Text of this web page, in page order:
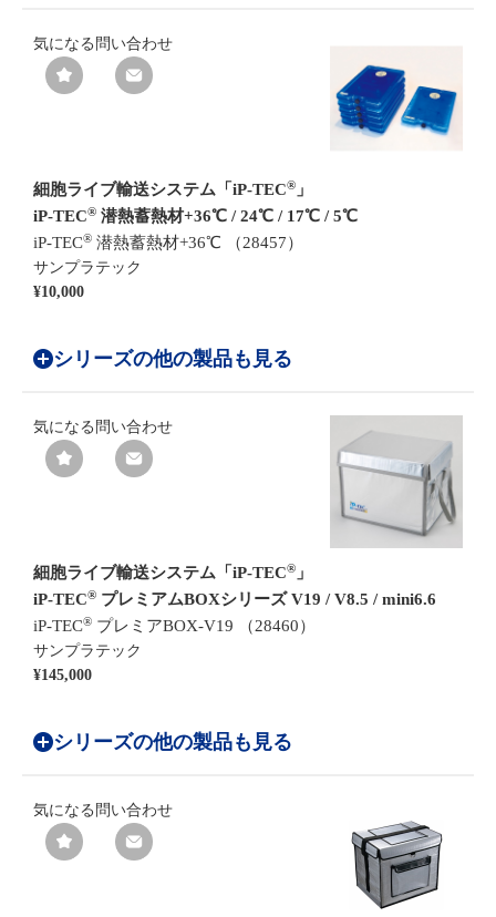
気になる 問い合わせ
細胞ライブ輸送システム「iP-TEC® 」
iP-TEC® 潜熱蓄熱材+36℃ / 24℃ / 17℃ / 5℃
iP-TEC® 潜熱蓄熱材+36℃ （28457）
サンプラテック
¥10,000
シリーズの他の製品も見る
気になる 問い合わせ
細胞ライブ輸送システム「iP-TEC® 」
iP-TEC® プレミアムBOXシリーズ V19 / V8.5 / mini6.6
iP-TEC® プレミアBOX-V19 （28460）
サンプラテック
¥145,000
シリーズの他の製品も見る
気になる 問い合わせ